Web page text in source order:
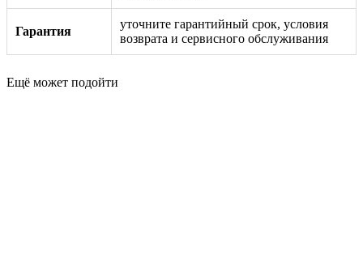
Гарантия
уточните гарантийный срок, условия
возврата и сервисного обслуживания
Ещё может подойти